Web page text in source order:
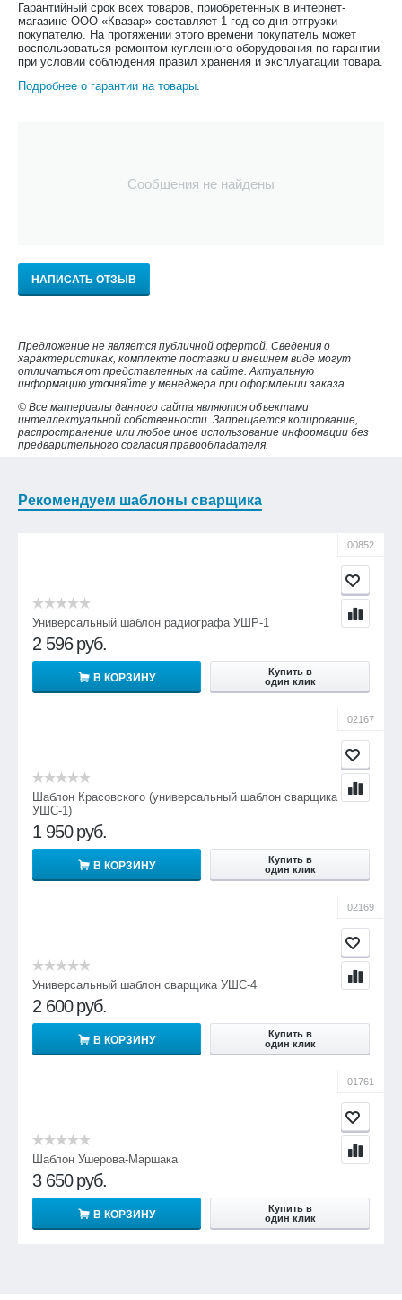
Гарантийный срок всех товаров, приобретённых в интернет-
магазине ООО «Квазар» составляет 1 год со дня отгрузки
покупателю. На протяжении этого времени покупатель может
воспользоваться ремонтом купленного оборудования по гарантии
при условии соблюдения правил хранения и эксплуатации товара.
Подробнее о гарантии на товары.
Сообщения не найдены
НАПИСАТЬ ОТЗЫВ
Предложение не является публичной офертой. Сведения о
характеристиках, комплекте поставки и внешнем виде могут
отличаться от представленных на сайте. Актуальную
информацию уточняйте у менеджера при оформлении заказа.
© Все материалы данного сайта являются объектами
интеллектуальной собственности. Запрещается копирование,
распространение или любое иное использование информации без
предварительного согласия правообладателя.
Рекомендуем шаблоны сварщика
00852
Универсальный шаблон радиографа УШР-1
2 596 руб.
В КОРЗИНУ
Купить в
один клик
02167
Шаблон Красовского (универсальный шаблон сварщика
УШС-1)
1 950 руб.
В КОРЗИНУ
Купить в
один клик
02169
Универсальный шаблон сварщика УШС-4
2 600 руб.
В КОРЗИНУ
Купить в
один клик
01761
Шаблон Ушерова-Маршака
3 650 руб.
В КОРЗИНУ
Купить в
один клик